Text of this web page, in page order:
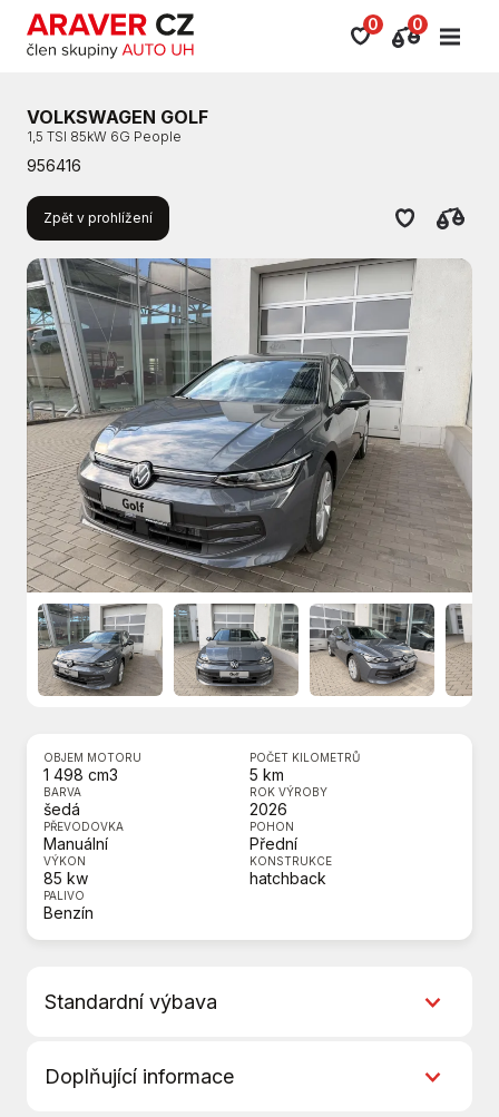
0 0
VOLKSWAGEN GOLF
1,5 TSI 85kW 6G People
956416
Zpět v prohlížení
OBJEM MOTORU
1 498 cm3
POČET KILOMETRŮ
5 km
BARVA
šedá
ROK VÝROBY
2026
PŘEVODOVKA
Manuální
POHON
Přední
VÝKON
85 kw
KONSTRUKCE
hatchback
PALIVO
Benzín
Standardní výbava
6x airbag
Doplňující informace